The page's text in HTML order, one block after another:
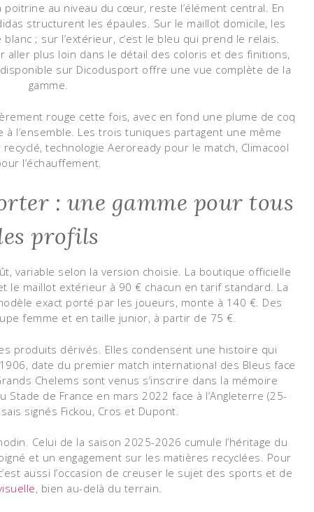
au niveau du cœur, reste l’élément central. En
structurent les épaules. Sur le maillot domicile, les
; sur l’extérieur, c’est le bleu qui prend le relais.
aller plus loin dans le détail des coloris et des finitions,
disponible sur Dicodusport offre une vue complète de la
gamme.
rouge cette fois, avec en fond une plume de coq
l’ensemble. Les trois tuniques partagent une même
technologie Aeroready pour le match, Climacool
l’échauffement.
: une gamme pour tous
profils
variable selon la version choisie. La boutique officielle
le maillot extérieur à 90 € chacun en tarif standard. La
exact porté par les joueurs, monte à 140 €. Des
femme et en taille junior, à partir de 75 €.
produits dérivés. Elles condensent une histoire qui
date du premier match international des Bleus face
Chelems sont venus s’inscrire dans la mémoire
de France en mars 2022 face à l’Angleterre (25-
signés Fickou, Cros et Dupont.
Celui de la saison 2025-2026 cumule l’héritage du
et un engagement sur les matières recyclées. Pour
aussi l’occasion de creuser le sujet des sports et de
, bien au-delà du terrain.